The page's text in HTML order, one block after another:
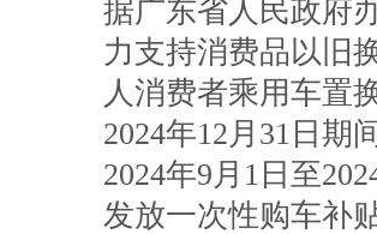
据广东省人民政府
力支持消费品以旧
人消费者乘用车置
2024年12月31日期
2024年9月1日至
发放一次性购车补